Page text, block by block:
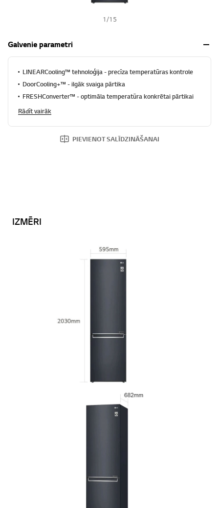
1 /15
Galvenie parametri
LINEARCooling™ tehnoloģija - precīza temperatūras kontrole
DoorCooling+™ - ilgāk svaiga pārtika
FRESHConverter™ - optimāla temperatūra konkrētai pārtikai
Rādīt vairāk
PIEVIENOT SALĪDZINĀŠANAI
IZMĒRI